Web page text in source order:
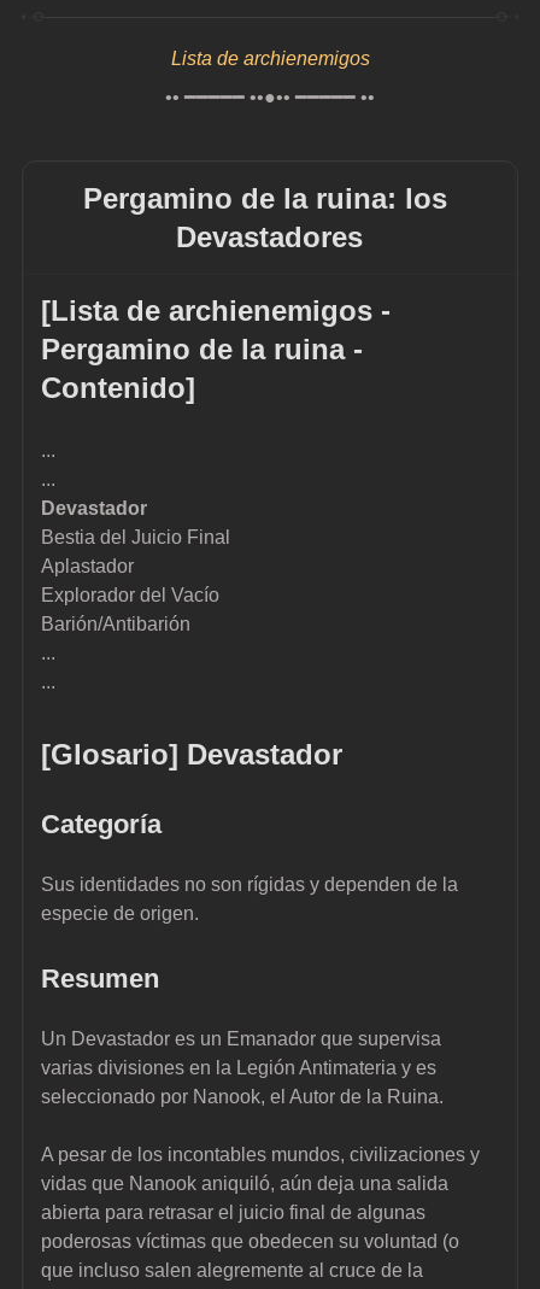
Lista de archienemigos
•• ━━━━━ ••●•• ━━━━━ ••
Pergamino de la ruina: los
Devastadores
[Lista de archienemigos -
Pergamino de la ruina -
Contenido]
...
...
Devastador
Bestia del Juicio Final
Aplastador
Explorador del Vacío
Barión/Antibarión
...
...
[Glosario] Devastador
Categoría
Sus identidades no son rígidas y dependen de la
especie de origen.
Resumen
Un Devastador es un Emanador que supervisa
varias divisiones en la Legión Antimateria y es
seleccionado por Nanook, el Autor de la Ruina.
A pesar de los incontables mundos, civilizaciones y
vidas que Nanook aniquiló, aún deja una salida
abierta para retrasar el juicio final de algunas
poderosas víctimas que obedecen su voluntad (o
que incluso salen alegremente al cruce de la